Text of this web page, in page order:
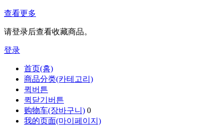
查看更多
请登录后查看收藏商品。
登录
首页(홈)
商品分类(카테고리)
퀵버튼
퀵닫기버튼
购物车(장바구니) 0
我的页面(마이페이지)